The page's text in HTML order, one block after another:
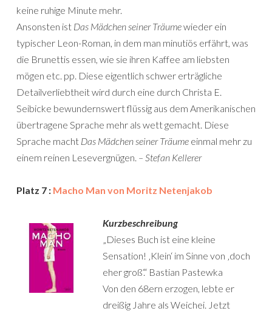
keine ruhige Minute mehr.
Ansonsten ist Das Mädchen seiner Träumewieder ein
typischer Leon-Roman, in dem man minutiös erfährt, was
die Brunettis essen, wie sie ihren Kaffee am liebsten
mögen etc. pp. Diese eigentlich schwer erträgliche
Detailverliebtheit wird durch eine durch Christa E.
Seibicke bewundernswert flüssig aus dem Amerikanischen
übertragene Sprache mehr als wett gemacht. Diese
Sprache macht Das Mädchen seiner Träume einmal mehr zu
einem reinen Lesevergnügen. – Stefan Kellerer
Platz 7 : Macho Man von Moritz Netenjakob
Kurzbeschreibung
„Dieses Buch ist eine kleine
Sensation! ‚Klein‘ im Sinne von ‚doch
eher groß‘.“ Bastian Pastewka
Von den 68ern erzogen, lebte er
dreißig Jahre als Weichei. Jetzt